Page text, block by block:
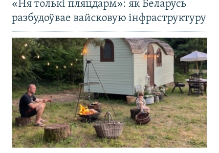
«Ня толькі пляцдарм»: як Беларусь
разбудоўвае вайсковую інфраструктуру